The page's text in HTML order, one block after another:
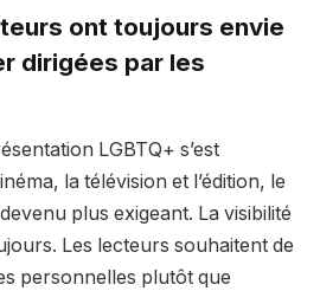
ont toujours envie
dirigées par les
LGBTQ+ s’est
la télévision et l’édition, le
plus exigeant. La visibilité
Les lecteurs souhaitent de
personnelles plutôt que